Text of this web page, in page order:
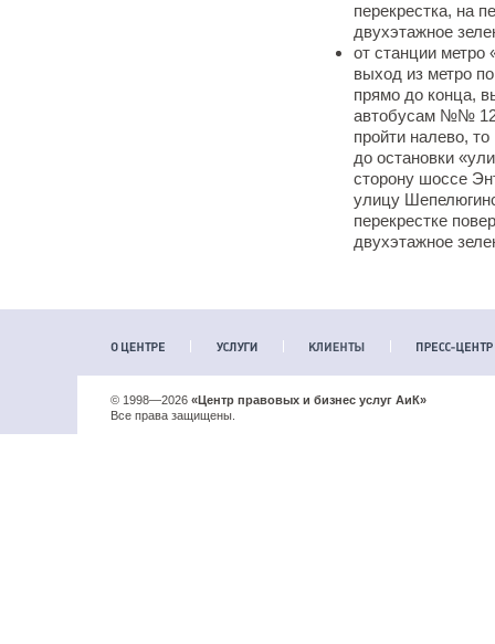
перекрестка, на
двухэтажное
от станции метро
выход из метро
прямо до конца,
автобусам №№
пройти налево,
до остановки
сторону шоссе
улицу
перекрестке
двухэтажное
© 1998—2026 «Центр правовых и бизнес услуг АиК»
Все права защищены.